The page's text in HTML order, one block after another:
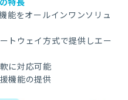
能をオールインワンソリュ
トウェイ方式で提供しエー
に対応可能
機能の提供